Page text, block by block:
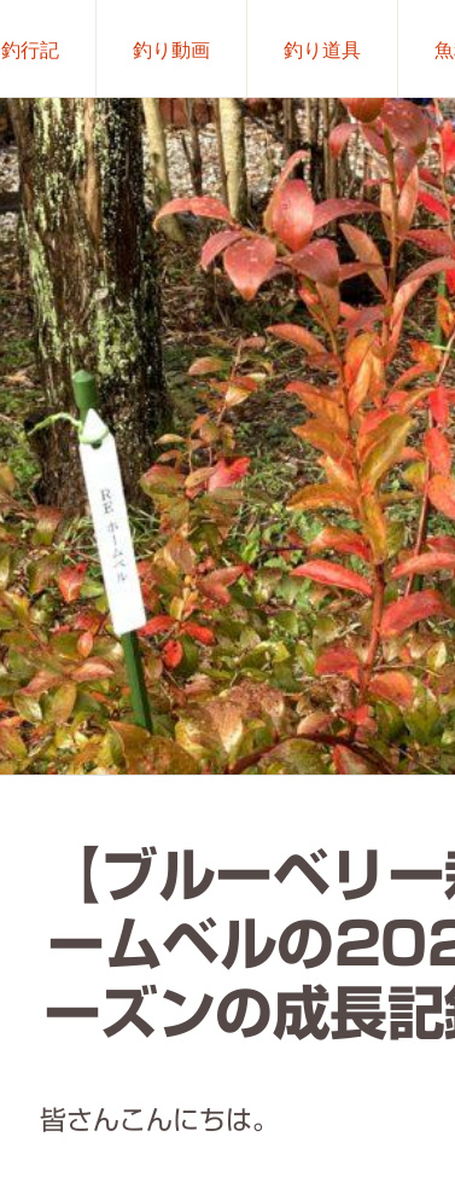
釣行記 釣り動画 釣り道具
【ブルーベリ
ームベルの
ーズンの成長
皆さんこんにちは。